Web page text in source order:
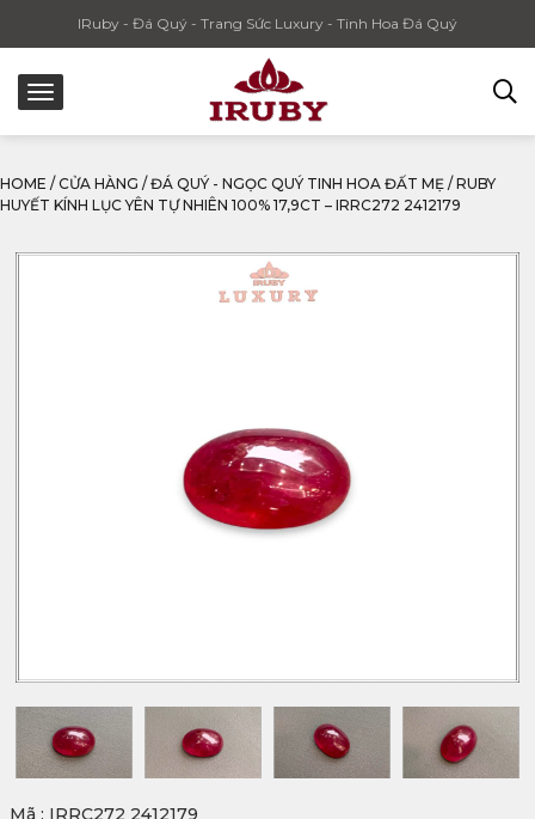
IRuby - Đá Quý - Trang Sức Luxury - Tinh Hoa Đá Quý
HOME / CỬA HÀNG / ĐÁ QUÝ - NGỌC QUÝ TINH HOA ĐẤT MẸ / RUBY
HUYẾT KÍNH LỤC YÊN TỰ NHIÊN 100% 17,9CT – IRRC272 2412179
Mã : IRRC272 2412179